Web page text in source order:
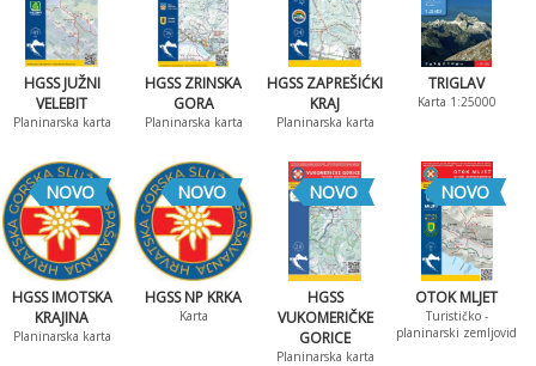
HGSS JUŽNI
VELEBIT
Planinarska karta
HGSS ZRINSKA
GORA
Planinarska karta
HGSS ZAPREŠIĆKI
KRAJ
Planinarska karta
TRIGLAV
Karta 1:25000
NOVO
HGSS IMOTSKA
KRAJINA
Planinarska karta
NOVO
HGSS NP KRKA
Karta
NOVO
HGSS
VUKOMERIČKE
GORICE
Planinarska karta
NOVO
OTOK MLJET
Turističko -
planinarski zemljovid